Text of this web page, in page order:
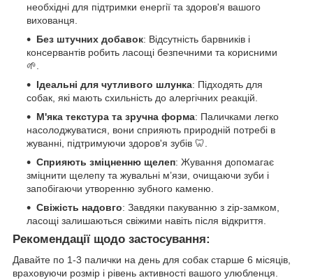
необхідні для підтримки енергії та здоров'я вашого
вихованця.
Без штучних добавок: Відсутність барвників і
консервантів робить ласощі безпечними та корисними
🌱.
Ідеальні для чутливого шлунка: Підходять для
собак, які мають схильність до алергічних реакцій.
М'яка текстура та зручна форма: Паличками легко
насолоджуватися, вони сприяють природній потребі в
жуванні, підтримуючи здоров'я зубів 🦷.
Сприяють зміцненню щелеп: Жування допомагає
зміцнити щелепу та жувальні м’язи, очищаючи зуби і
запобігаючи утворенню зубного каменю.
Свіжість надовго: Завдяки пакуванню з zip-замком,
ласощі залишаються свіжими навіть після відкриття.
Рекомендації щодо застосування:
Давайте по 1-3 палички на день для собак старше 6 місяців,
враховуючи розмір і рівень активності вашого улюбленця.